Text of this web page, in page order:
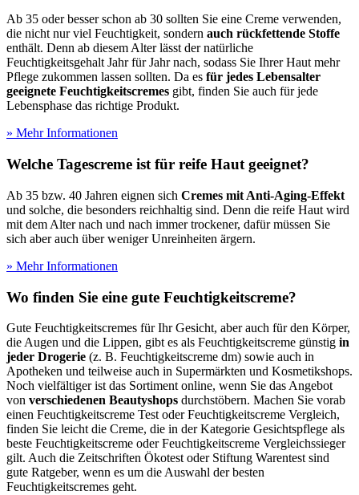
Ab 35 oder besser schon ab 30 sollten Sie eine Creme verwenden,
die nicht nur viel Feuchtigkeit, sondern auch rückfettende Stoffe
enthält. Denn ab diesem Alter lässt der natürliche
Feuchtigkeitsgehalt Jahr für Jahr nach, sodass Sie Ihrer Haut mehr
Pflege zukommen lassen sollten. Da es für jedes Lebensalter
geeignete Feuchtigkeitscremes gibt, finden Sie auch für jede
Lebensphase das richtige Produkt.
» Mehr Informationen
Welche Tagescreme ist für reife Haut geeignet?
Ab 35 bzw. 40 Jahren eignen sich Cremes mit Anti-Aging-Effekt
und solche, die besonders reichhaltig sind. Denn die reife Haut wird
mit dem Alter nach und nach immer trockener, dafür müssen Sie
sich aber auch über weniger Unreinheiten ärgern.
» Mehr Informationen
Wo finden Sie eine gute Feuchtigkeitscreme?
Gute Feuchtigkeitscremes für Ihr Gesicht, aber auch für den Körper,
die Augen und die Lippen, gibt es als Feuchtigkeitscreme günstig in
jeder Drogerie (z. B. Feuchtigkeitscreme dm) sowie auch in
Apotheken und teilweise auch in Supermärkten und Kosmetikshops.
Noch vielfältiger ist das Sortiment online, wenn Sie das Angebot
von verschiedenen Beautyshops durchstöbern. Machen Sie vorab
einen Feuchtigkeitscreme Test oder Feuchtigkeitscreme Vergleich,
finden Sie leicht die Creme, die in der Kategorie Gesichtspflege als
beste Feuchtigkeitscreme oder Feuchtigkeitscreme Vergleichssieger
gilt. Auch die Zeitschriften Ökotest oder Stiftung Warentest sind
gute Ratgeber, wenn es um die Auswahl der besten
Feuchtigkeitscremes geht.